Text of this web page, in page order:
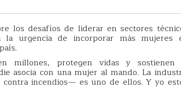
los desafíos de liderar en sectores
la urgencia de incorporar más mujeres
millones, protegen vidas y sostienen
asocia con una mujer al mando. La
incendios— es uno de ellos. Y yo